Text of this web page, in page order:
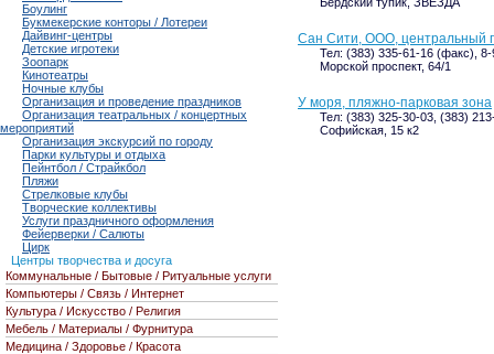
Сан Сити, ООО, центральный
Тел: (383) 335-61-16 (факс),
Морской проспект, 64/1
У моря, пляжно-парковая зона
Тел: (383) 325-30-03, (383)
Софийская, 15 к2
Боулинг
Букмекерские конторы / Лотереи
Дайвинг-центры
Детские игротеки
Зоопарк
Кинотеатры
Ночные клубы
Организация и проведение праздников
Организация театральных / концертных
мероприятий
Организация экскурсий по городу
Парки культуры и отдыха
Пейнтбол / Страйкбол
Пляжи
Стрелковые клубы
Творческие коллективы
Услуги праздничного оформления
Фейерверки / Салюты
Цирк
Центры творчества и досуга
Коммунальные / Бытовые / Ритуальные услуги
Компьютеры / Связь / Интернет
Культура / Искусство / Религия
Мебель / Материалы / Фурнитура
Медицина / Здоровье / Красота